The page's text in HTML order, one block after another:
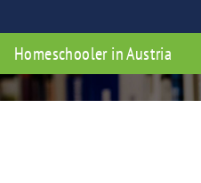
Homeschooler in Austria